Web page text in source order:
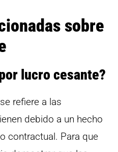
sobre
lucro cesante?
refiere a las
debido a un hecho
contractual. Para que